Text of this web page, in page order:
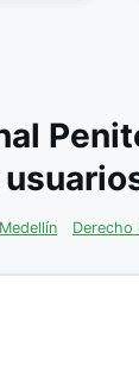
Derecho